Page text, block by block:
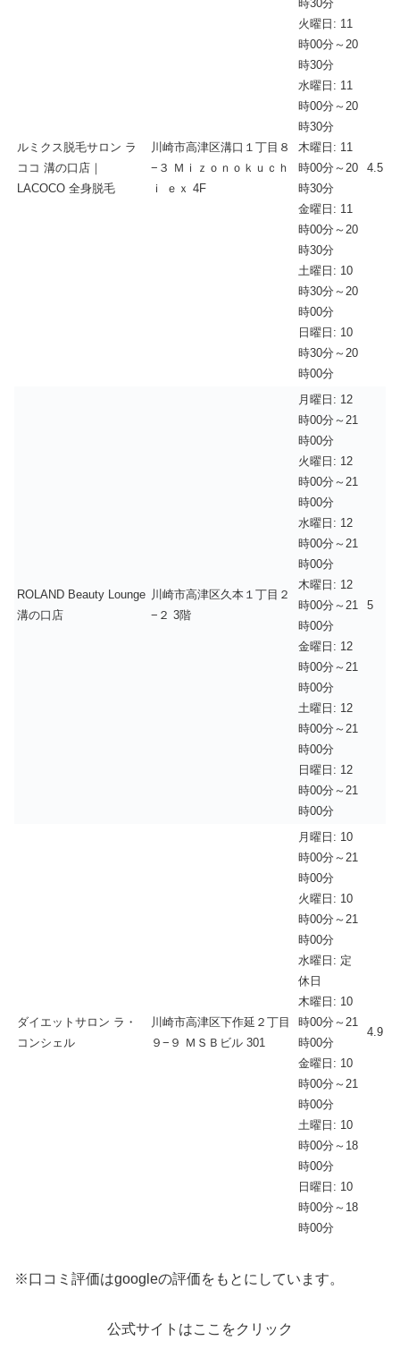
ルミクス脱毛サロン ラ
ココ 溝の口店｜
LACOCO 全身脱毛
川崎市高津区溝口１丁目８
−３ Ｍｉｚｏｎｏｋｕｃｈ
ｉ ｅｘ 4F
時30分
火曜日: 11
時00分～20
時30分
水曜日: 11
時00分～20
時30分
木曜日: 11
時00分～20
時30分
金曜日: 11
時00分～20
時30分
土曜日: 10
時30分～20
時00分
日曜日: 10
時30分～20
時00分
4.5
ROLAND Beauty Lounge
溝の口店
川崎市高津区久本１丁目２
−２ 3階
月曜日: 12
時00分～21
時00分
火曜日: 12
時00分～21
時00分
水曜日: 12
時00分～21
時00分
木曜日: 12
時00分～21
時00分
金曜日: 12
時00分～21
時00分
土曜日: 12
時00分～21
時00分
日曜日: 12
時00分～21
時00分
5
ダイエットサロン ラ・
コンシェル
川崎市高津区下作延２丁目
９−９ ＭＳＢビル 301
月曜日: 10
時00分～21
時00分
火曜日: 10
時00分～21
時00分
水曜日: 定
休日
木曜日: 10
時00分～21
時00分
金曜日: 10
時00分～21
時00分
土曜日: 10
時00分～18
時00分
日曜日: 10
時00分～18
時00分
4.9
※口コミ評価はgoogleの評価をもとにしています。
公式サイトはここをクリック